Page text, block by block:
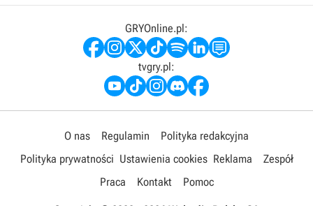
GRYOnline.pl:
tvgry.pl:
O nas Regulamin
Polityka redakcyjna
Polityka prywatności Ustawienia cookies Reklama
Zespół
Praca
Kontakt Pomoc